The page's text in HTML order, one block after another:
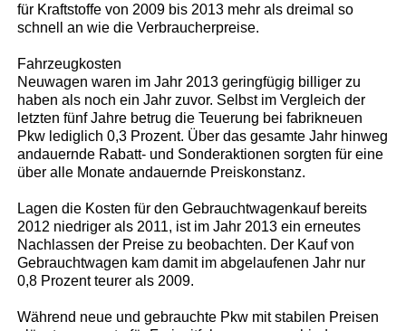
für Kraftstoffe von 2009 bis 2013 mehr als dreimal so
schnell an wie die Verbraucherpreise.
Fahrzeugkosten
Neuwagen waren im Jahr 2013 geringfügig billiger zu
haben als noch ein Jahr zuvor. Selbst im Vergleich der
letzten fünf Jahre betrug die Teuerung bei fabrikneuen
Pkw lediglich 0,3 Prozent. Über das gesamte Jahr hinweg
andauernde Rabatt- und Sonderaktionen sorgten für eine
über alle Monate andauernde Preiskonstanz.
Lagen die Kosten für den Gebrauchtwagenkauf bereits
2012 niedriger als 2011, ist im Jahr 2013 ein erneutes
Nachlassen der Preise zu beobachten. Der Kauf von
Gebrauchtwagen kam damit im abgelaufenen Jahr nur
0,8 Prozent teurer als 2009.
Während neue und gebrauchte Pkw mit stabilen Preisen